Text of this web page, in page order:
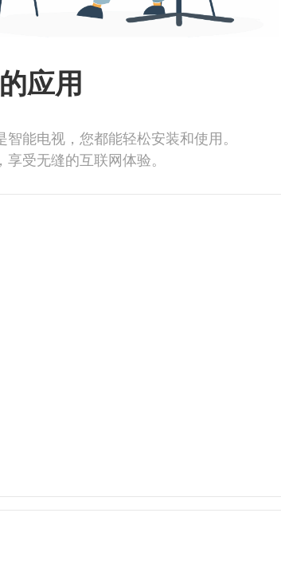
应用
能电视，您都能轻松安装和使用。
受无缝的互联网体验。